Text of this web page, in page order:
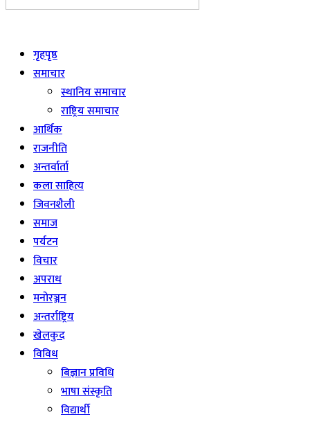
गृहपृष्ठ
समाचार
स्थानिय समाचार
राष्ट्रिय समाचार
आर्थिक
राजनीति
अन्तर्वार्ता
कला साहित्य
जिवनशैली
समाज
पर्यटन
विचार
अपराध
मनोरञ्जन
अन्तर्राष्ट्रिय
खेलकुद
विविध
बिज्ञान प्रविधि
भाषा संस्कृति
विद्यार्थी